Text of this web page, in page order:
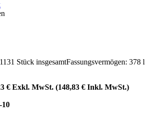
Stück insgesamtFassungsvermögen: 378 l
€ Exkl. MwSt. (148,83 € Inkl. MwSt.)
10